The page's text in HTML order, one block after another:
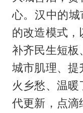
心。汉中的城
的改造模式，
补齐民生短板
城市肌理、提
火乡愁、温
代更新，点滴